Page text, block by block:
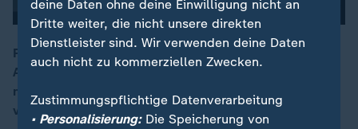
Prozessauftakt in Düsseldorf: 17 Jahre nach dem
Attentat am U-Bahnhof Wehrhahn, muss sich der Täter
nun wegen versuchten Mordes in zwölf Fällen
verantworten.
deine Daten ohne deine Einwilligung nicht an
Dritte weiter, die nicht unsere direkten
Dienstleister sind. Wir verwenden deine Daten
auch nicht zu kommerziellen Zwecken.
Zustimmungspflichtige Datenverarbeitung
• Personalisierung:Die Speicherung von